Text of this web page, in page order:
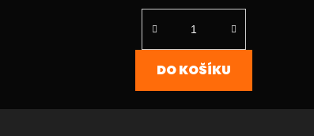
4,6
z
hvězdiček.
DO KOŠÍKU